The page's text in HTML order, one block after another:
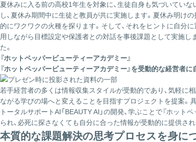
夏休みに入る前の高校1年生を対象に、生徒自身も気づいていな
し、夏休み期間中に生徒と教員が共に実施します。夏休み明け
的にワクワクの火種を探ります。そして、それをヒントに自分
用しながら目標設定や保護者との対話を事後課題として実施し
た。
『ホットペッパービューティーアカデミー』
『ホットペッパービューティーアカデミー』を受動的な経営者
若手経営者の多くは情報収集スタイルが受動的であり、気軽に
ながる学びの場へと変えることを目指すプロジェクトを提案。
トータルサポートAI「BEAUTY AI」の開発、学ぶことで『ホッ
られ、必死に探さなくても自分に合った情報が受動的に提供さ
本質的な課題解決の思考プロセスを身に